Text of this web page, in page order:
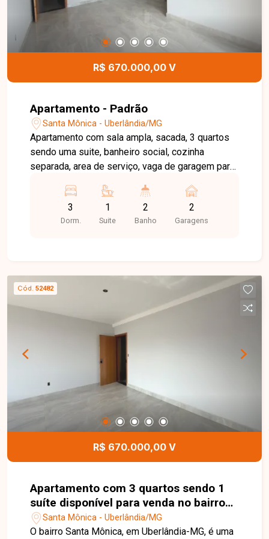
R$ 670.000,00 V
Apartamento - Padrão
Santa Mônica - Uberlândia/MG
Apartamento com sala ampla, sacada, 3 quartos
sendo uma suite, banheiro social, cozinha
separada, area de serviço, vaga de garagem para
3
Dorm.
1
Suite
2
Banho
2
Garagens
Cód. 52482
R$ 670.000,00 V
Apartamento com 3 quartos sendo 1
suíte disponível para venda no bairro
Santa Mônica em Uberlândia-MG
Santa Mônica - Uberlândia/MG
O bairro Santa Mônica, em Uberlândia-MG, é uma